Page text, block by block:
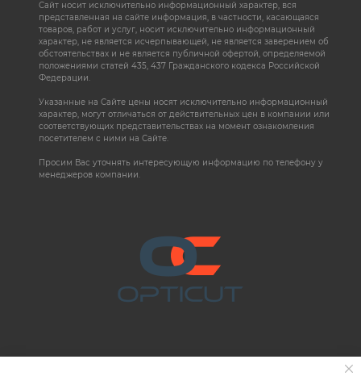
Сайт носит исключительно информационный характер, вся
представленная на сайте информация, в частности, касающаяся
товаров, работ и услуг, носит исключительно информационный
характер, не является исчерпывающей, не является заверением об
обстоятельствах и не является публичной офертой, определяемой
положениями статей 435, 437 Гражданского кодекса Российской
Федерации.
Указанные на Сайте цены носят исключительно информационный
характер, могут отличаться от действительных цен в компании или
соответствующих представительствах на момент ознакомления
посетителем с ними на Сайте.
Просим Вас уточнять интересующую информацию по телефону у
менеджеров компании.